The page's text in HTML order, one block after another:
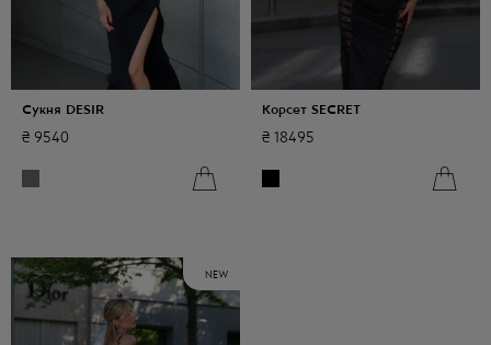
Сукня DESIR
₴ 9540
Корсет SECRET
₴ 18495
NEW